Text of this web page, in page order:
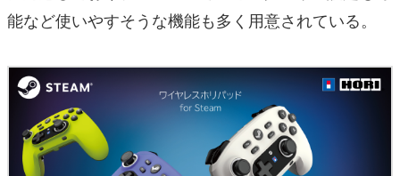
能など使いやすそうな機能も多く用意されている。